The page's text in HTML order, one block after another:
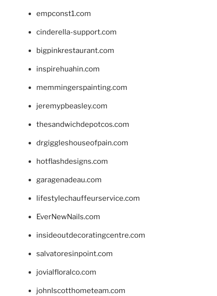
empconst1.com
cinderella-support.com
bigpinkrestaurant.com
inspirehuahin.com
memmingerspainting.com
jeremypbeasley.com
thesandwichdepotcos.com
drgiggleshouseofpain.com
hotflashdesigns.com
garagenadeau.com
lifestylechauffeurservice.com
EverNewNails.com
insideoutdecoratingcentre.com
salvatoresinpoint.com
jovialfloralco.com
johnlscotthometeam.com